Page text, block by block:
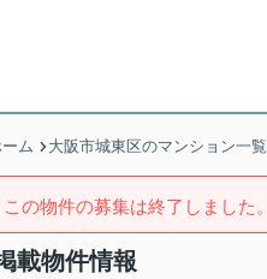
ム 大阪市城東区のマンション一覧
この物件の募集は終了しました。
載物件情報